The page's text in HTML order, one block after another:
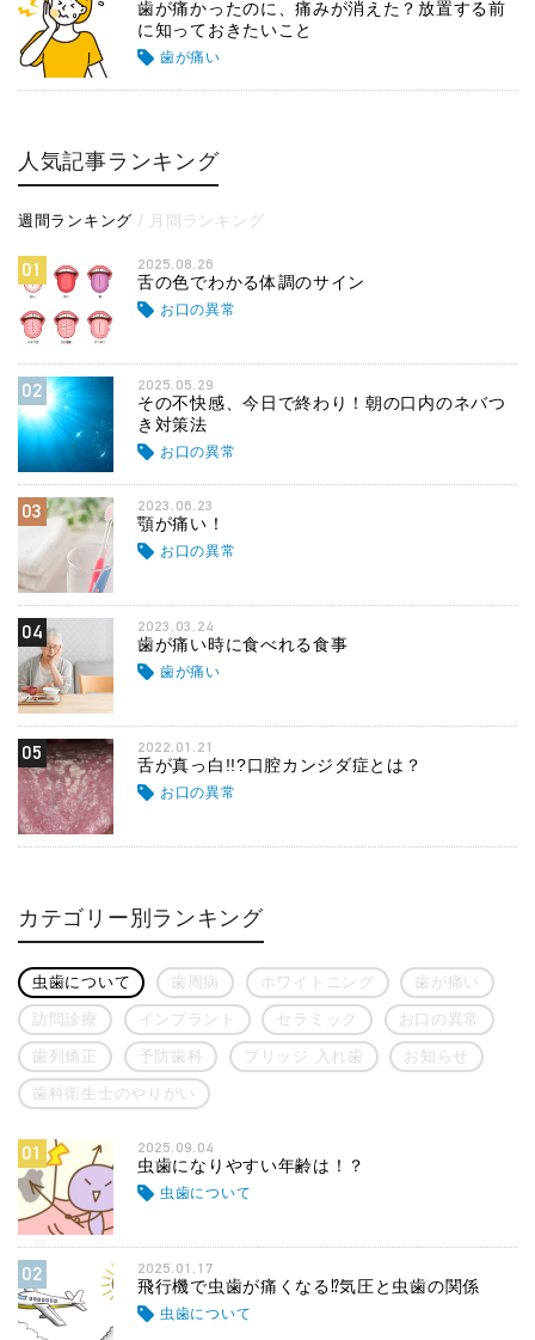
歯が痛かったのに、痛みが消えた？放置する前
に知っておきたいこと
歯が痛い
人気記事ランキング
週間ランキング 月間ランキング
01 2025.08.26
舌の色でわかる体調のサイン
お口の異常
02 2025.05.29
その不快感、今日で終わり！朝の口内のネバつ
き対策法
お口の異常
03 2023.06.23
顎が痛い！
お口の異常
04 2023.03.24
歯が痛い時に食べれる食事
歯が痛い
05 2022.01.21
舌が真っ白!!?口腔カンジダ症とは？
お口の異常
カテゴリー別ランキング
虫歯について 歯周病 ホワイトニング 歯が痛い
訪問診療 インプラント セラミック お口の異常
歯列矯正 予防歯科 ブリッジ 入れ歯 お知らせ
歯科衛生士のやりがい
01 2025.09.04
虫歯になりやすい年齢は！？
虫歯について
02 2025.01.17
飛行機で虫歯が痛くなる⁉気圧と虫歯の関係
虫歯について